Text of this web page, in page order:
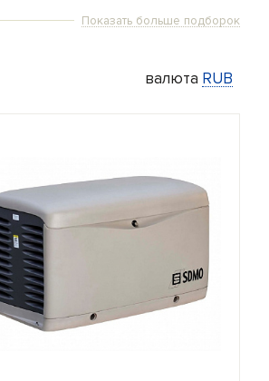
Газовые генераторы 500 кВт
Показать больше подборок
валюта RUB